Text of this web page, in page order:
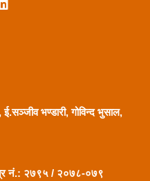
भण्डारी, गोविन्द भुसाल,
नं.: २७९५ / २०७८-०७९